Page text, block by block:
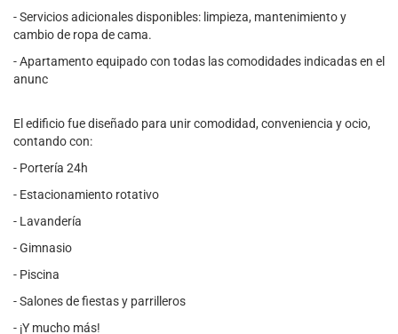
- Servicios adicionales disponibles: limpieza, mantenimiento y
cambio de ropa de cama.
- Apartamento equipado con todas las comodidades indicadas en el
anunc
El edificio fue diseñado para unir comodidad, conveniencia y ocio,
contando con:
- Portería 24h
- Estacionamiento rotativo
- Lavandería
- Gimnasio
- Piscina
- Salones de fiestas y parrilleros
- ¡Y mucho más!